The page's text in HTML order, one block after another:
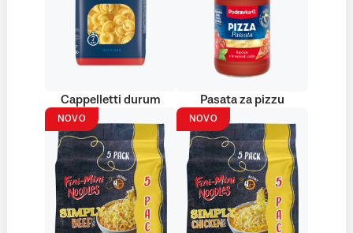
Cappelletti durum Pasata za pizzu
NOVO NOVO